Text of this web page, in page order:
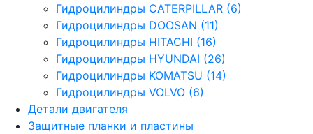
Гидроцилиндры CATERPILLAR (6)
Гидроцилиндры DOOSAN (11)
Гидроцилиндры HITACHI (16)
Гидроцилиндры HYUNDAI (26)
Гидроцилиндры KOMATSU (14)
Гидроцилиндры VOLVO (6)
Детали двигателя
Защитные планки и пластины